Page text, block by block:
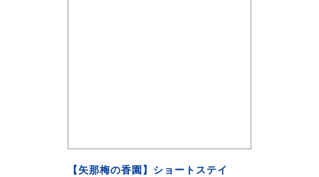
【矢那梅の香園】ショートステイ